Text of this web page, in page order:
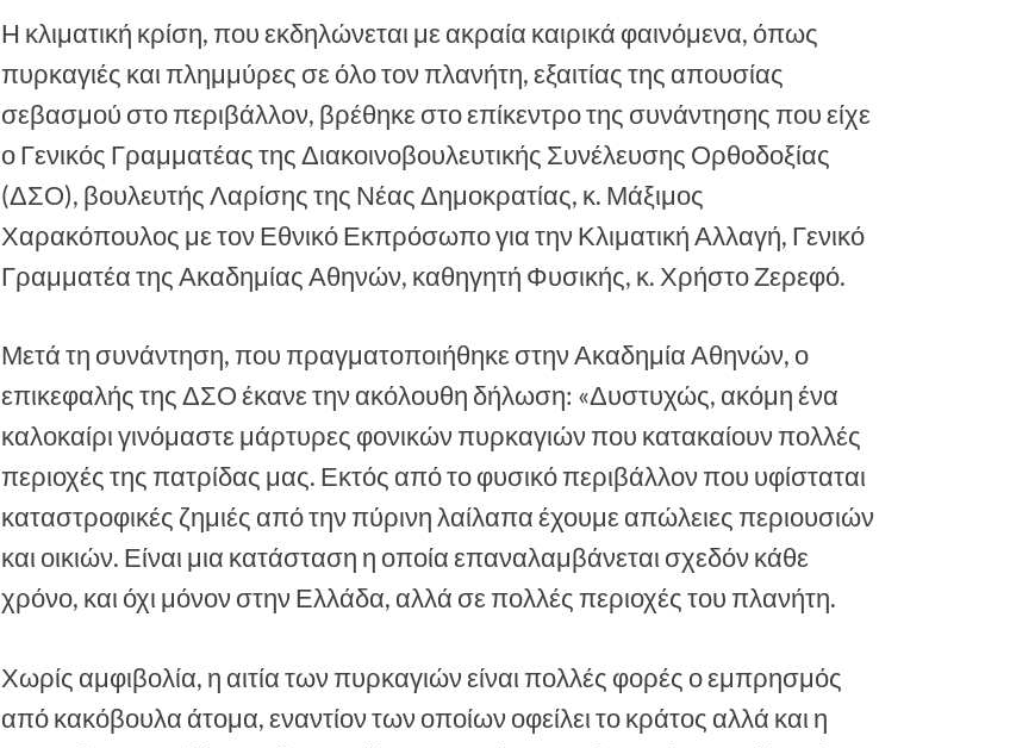
Η κλιματική κρίση, που εκδηλώνεται με ακραία καιρικά φαινόμενα, όπως
πυρκαγιές και πλημμύρες σε όλο τον πλανήτη, εξαιτίας της απουσίας
σεβασμού στο περιβάλλον, βρέθηκε στο επίκεντρο της συνάντησης που είχε
ο Γενικός Γραμματέας της Διακοινοβουλευτικής Συνέλευσης Ορθοδοξίας
(ΔΣΟ), βουλευτής Λαρίσης της Νέας Δημοκρατίας, κ. Μάξιμος
Χαρακόπουλος με τον Εθνικό Εκπρόσωπο για την Κλιματική Αλλαγή, Γενικό
Γραμματέα της Ακαδημίας Αθηνών, καθηγητή Φυσικής, κ. Χρήστο Ζερεφό.
Μετά τη συνάντηση, που πραγματοποιήθηκε στην Ακαδημία Αθηνών, ο
επικεφαλής της ΔΣΟ έκανε την ακόλουθη δήλωση: «Δυστυχώς, ακόμη ένα
καλοκαίρι γινόμαστε μάρτυρες φονικών πυρκαγιών που κατακαίουν πολλές
περιοχές της πατρίδας μας. Εκτός από το φυσικό περιβάλλον που υφίσταται
καταστροφικές ζημιές από την πύρινη λαίλαπα έχουμε απώλειες περιουσιών
και οικιών. Είναι μια κατάσταση η οποία επαναλαμβάνεται σχεδόν κάθε
χρόνο, και όχι μόνον στην Ελλάδα, αλλά σε πολλές περιοχές του πλανήτη.
Χωρίς αμφιβολία, η αιτία των πυρκαγιών είναι πολλές φορές ο εμπρησμός
από κακόβουλα άτομα, εναντίον των οποίων οφείλει το κράτος αλλά και η